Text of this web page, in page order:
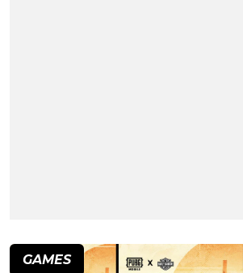
GAMES